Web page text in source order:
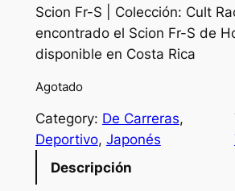
r
i
n
u
r
n
Scion Fr-S | Colección: Cult
encontrado el Scion Fr-S de
disponible en Costa Rica
Agotado
Category: De Carreras
Deportivo, Japonés
Descripción